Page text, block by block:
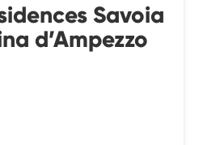
Savoia
d’Ampezzo